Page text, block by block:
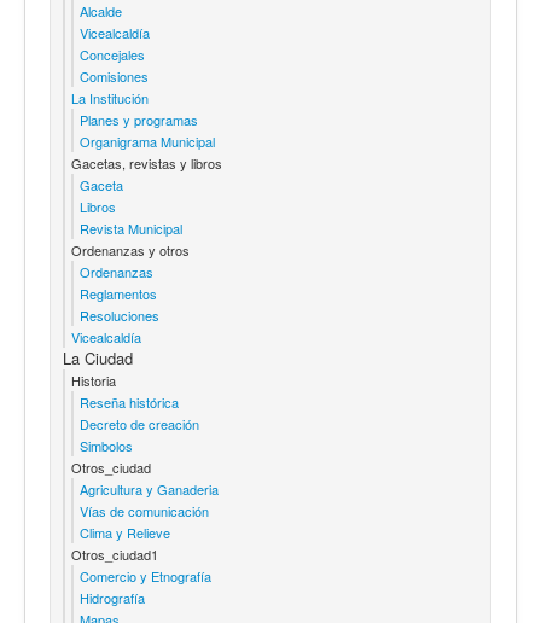
Alcalde
Vicealcaldía
Concejales
Comisiones
La Institución
Planes y programas
Organigrama Municipal
Gacetas, revistas y libros
Gaceta
Libros
Revista Municipal
Ordenanzas y otros
Ordenanzas
Reglamentos
Resoluciones
Vicealcaldía
La Ciudad
Historia
Reseña histórica
Decreto de creación
Simbolos
Otros_ciudad
Agricultura y Ganaderia
Vías de comunicación
Clima y Relieve
Otros_ciudad1
Comercio y Etnografía
Hidrografía